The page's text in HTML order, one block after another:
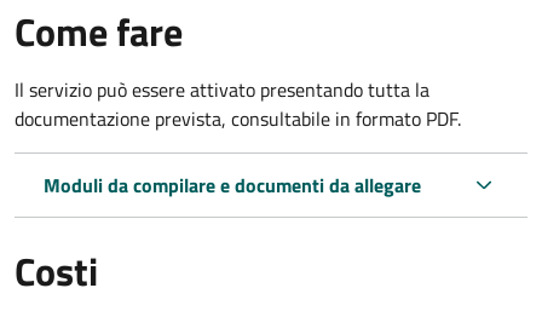
Come fare
Il servizio può essere attivato presentando tutta la
documentazione prevista, consultabile in formato PDF.
Moduli da compilare e documenti da allegare
Costi